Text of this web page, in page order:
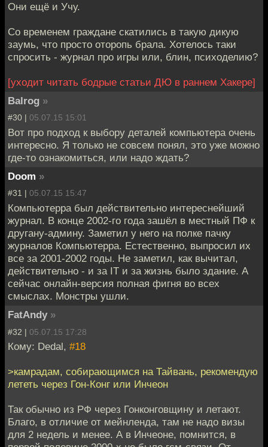
Они ещё и Учу.
Со временем граждане скатились в такую дикую
заумь, что просто оторопь брала. Хотелось таки
спросить - журнал про игры или, блин, психоделию?
[уходит читать бодрые статьи ДЮ в раннем Хакере]
Balrog »
#30 | 05.07.15 15:01
Вот про подход к выбору деталей компьютера очень
интересно. Я только не совсем понял, это уже можно
где-то ознакомиться, или надо ждать?
Doom »
#31 | 05.07.15 15:47
Компьютерра был действительно интереснейший
журнал. В конце 2002-го года зашёл в местный ПФ к
другану-админу. Заметил у него на полке пачку
журналов Компьютерра. Естественно, выпросил их
все за 2001-2002 годы. Не заметил, как вычитал,
действительно - и за IT и за жизнь было здание. А
сейчас онлайн-версия полная фигня во всех
смыслах. Монстры ушли.
FatAndy »
#32 | 05.07.15 17:28
Кому: Dedal, #18
>камрадам, собирающимся на Тайвань, рекомендую
лететь через Гон-Конг или Инчеон
Так обычно из РФ через Гонконговщину и летают.
Благо, в отличие от мейнленда, там не надо визы
для 2 недель и менее. А в Инчеоне, помнится, в